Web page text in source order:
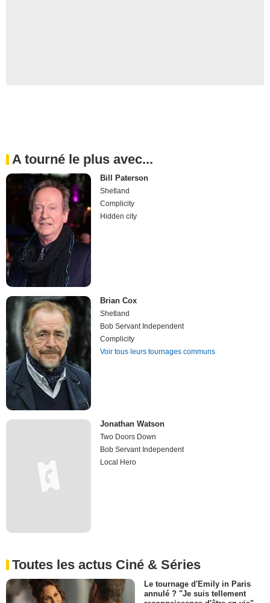
A tourné le plus avec...
Bill Paterson
Shetland
Complicity
Hidden city
Brian Cox
Shetland
Bob Servant Independent
Complicity
Voir tous leurs tournages communs
Jonathan Watson
Two Doors Down
Bob Servant Independent
Local Hero
Toutes les actus Ciné & Séries
Le tournage d'Emily in Paris
annulé ? "Je suis tellement